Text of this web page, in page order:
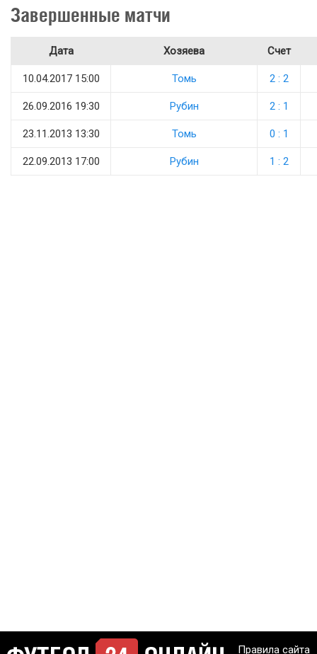
Завершенные матчи
Дата Хозяева Счет
10.04.2017 15:00 Томь 2 : 2
26.09.2016 19:30 Рубин 2 : 1
23.11.2013 13:30 Томь 0 : 1
22.09.2013 17:00 Рубин 1 : 2
Правила сайта